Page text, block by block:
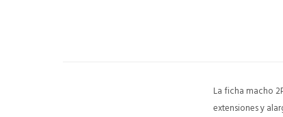
La ficha macho
extensiones y